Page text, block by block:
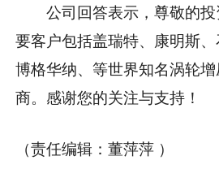
公司回答表示，尊敬的
要客户包括盖瑞特、康明斯、
博格华纳、等世界知名涡轮
商。感谢您的关注与支持！
（责任编辑：董萍萍 ）